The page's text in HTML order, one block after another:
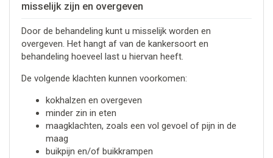
misselijk zijn en overgeven
Door de behandeling kunt u misselijk worden en
overgeven. Het hangt af van de kankersoort en
behandeling hoeveel last u hiervan heeft.
De volgende klachten kunnen voorkomen:
kokhalzen en overgeven
minder zin in eten
maagklachten, zoals een vol gevoel of pijn in de
maag
buikpijn en/of buikkrampen